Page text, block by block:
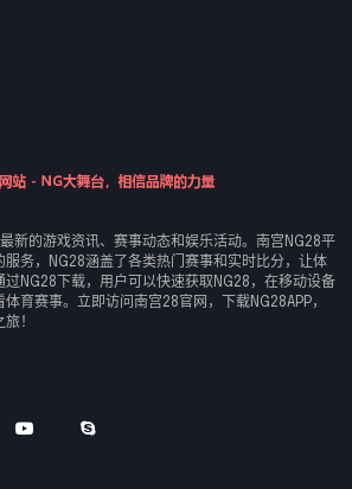
新的游戏资讯、赛事动态和娱乐活动。南宫NG28平
服务，NG28涵盖了各类热门赛事和实时比分，让体
过NG28下载，用户可以快速获取NG28，在移动设备
育赛事。立即访问南宫28官网，下载NG28APP，
！